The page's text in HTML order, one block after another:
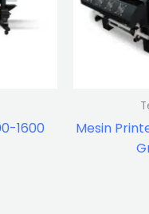
1600
Mesin